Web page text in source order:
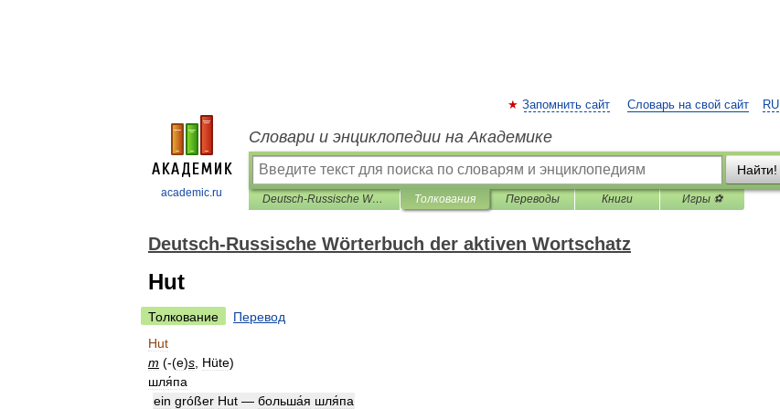
academic.ru
RU
Запомнить сайт Словарь на свой сайт
Словари и энциклопедии на Академике
Найти!
Deutsch-Russische Wörterbuch der aktiven Wortschatz Толкования Переводы Книги Игры ⚽
Deutsch-Russische Wörterbuch der aktiven Wortschatz
Hut
Толкование
Перевод
Hut
m (-(e)s Hüte)
шля́па
ein gróßer Hut — больша́я шля́па